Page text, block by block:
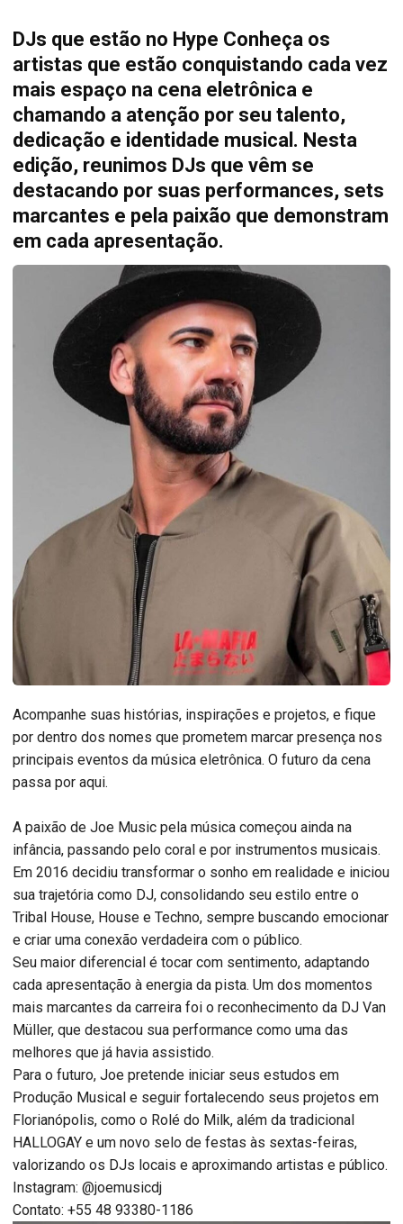
DJs que estão no Hype Conheça os
artistas que estão conquistando cada vez
mais espaço na cena eletrônica e
chamando a atenção por seu talento,
dedicação e identidade musical. Nesta
edição, reunimos DJs que vêm se
destacando por suas performances, sets
marcantes e pela paixão que demonstram
em cada apresentação.
Acompanhe suas histórias, inspirações e projetos, e fique
por dentro dos nomes que prometem marcar presença nos
principais eventos da música eletrônica. O futuro da cena
passa por aqui.
A paixão de Joe Music pela música começou ainda na
infância, passando pelo coral e por instrumentos musicais.
Em 2016 decidiu transformar o sonho em realidade e iniciou
sua trajetória como DJ, consolidando seu estilo entre o
Tribal House, House e Techno, sempre buscando emocionar
e criar uma conexão verdadeira com o público.
Seu maior diferencial é tocar com sentimento, adaptando
cada apresentação à energia da pista. Um dos momentos
mais marcantes da carreira foi o reconhecimento da DJ Van
Müller, que destacou sua performance como uma das
melhores que já havia assistido.
Para o futuro, Joe pretende iniciar seus estudos em
Produção Musical e seguir fortalecendo seus projetos em
Florianópolis, como o Rolé do Milk, além da tradicional
HALLOGAY e um novo selo de festas às sextas-feiras,
valorizando os DJs locais e aproximando artistas e público.
Instagram: @joemusicdj
Contato: +55 48 93380-1186